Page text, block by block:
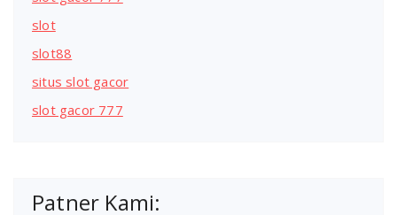
slot
slot88
situs slot gacor
slot gacor 777
Patner Kami: